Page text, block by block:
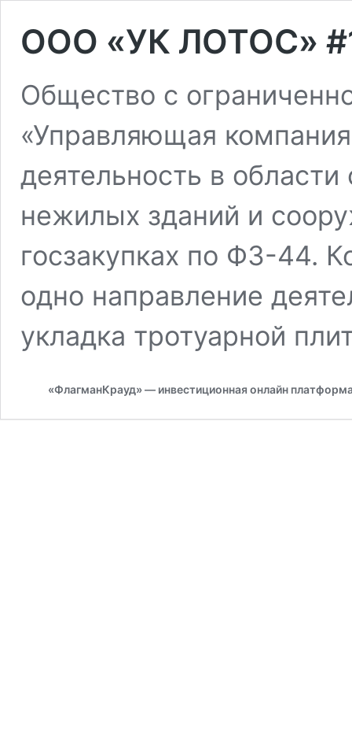
OOO «УК ЛОТОС»
Общество с
«Управляющая
деятельность в
нежилых зданий и
госзакупках по ФЗ-44.
одно направление
укладка тротуарной
«ФлагманКрауд» — инвестиционная онлайн